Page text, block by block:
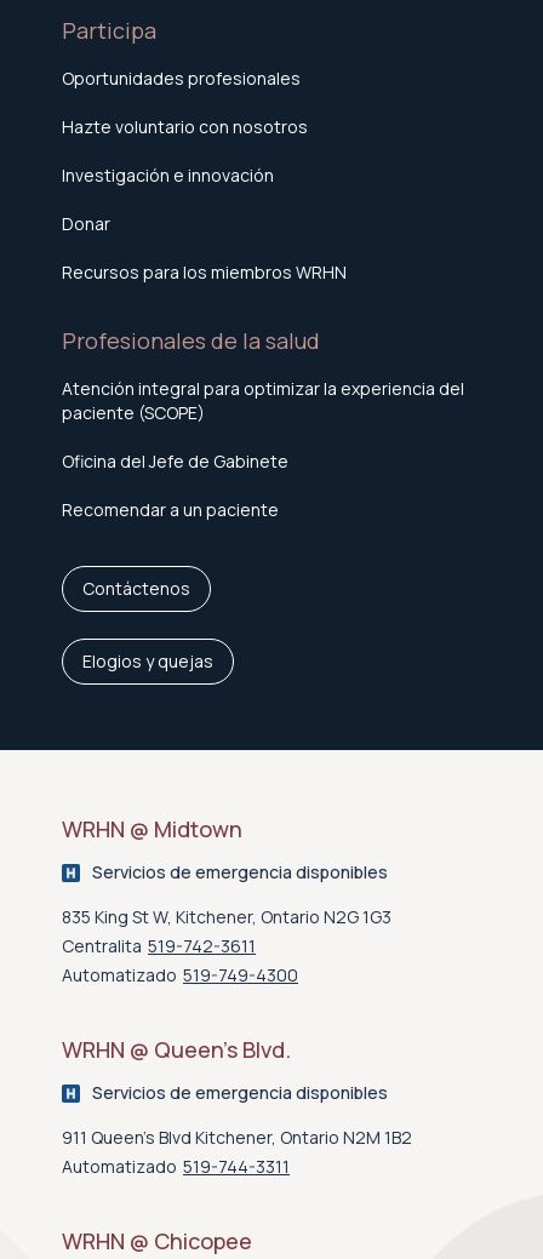
Participa
Oportunidades profesionales
Hazte voluntario con nosotros
Investigación e innovación
Donar
Recursos para los miembros WRHN
Profesionales de la salud
Atención integral para optimizar la experiencia del
paciente (SCOPE)
Oficina del Jefe de Gabinete
Recomendar a un paciente
Contáctenos
Elogios y quejas
WRHN @ Midtown
Servicios de emergencia disponibles
835 King St W, Kitchener, Ontario N2G 1G3
Centralita 519-742-3611
Automatizado 519-749-4300
WRHN @ Queen’s Blvd.
Servicios de emergencia disponibles
911 Queen's Blvd Kitchener, Ontario N2M 1B2
Automatizado 519-744-3311
WRHN @ Chicopee